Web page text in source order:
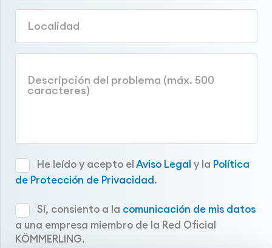
He leído y acepto elAviso Legal y la Política
de Protección de Privacidad.
Sí, consiento a la comunicación de mis datos
a una empresa miembro de la Red Oficial
KÖMMERLING.